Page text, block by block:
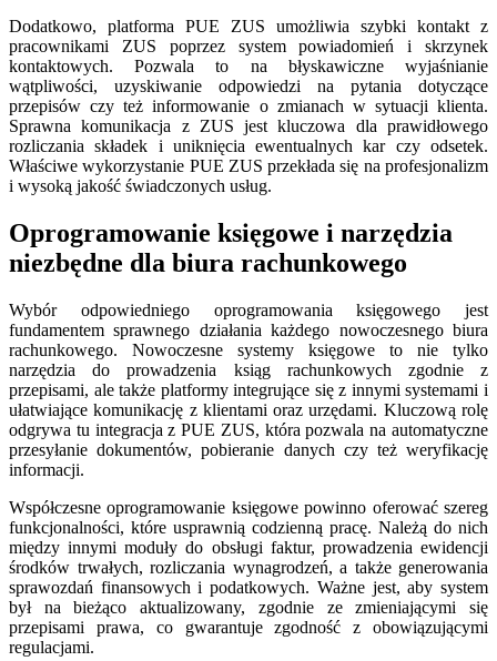
Dodatkowo, platforma PUE ZUS umożliwia szybki kontakt z
pracownikami ZUS poprzez system powiadomień i skrzynek
kontaktowych. Pozwala to na błyskawiczne wyjaśnianie
wątpliwości, uzyskiwanie odpowiedzi na pytania dotyczące
przepisów czy też informowanie o zmianach w sytuacji klienta.
Sprawna komunikacja z ZUS jest kluczowa dla prawidłowego
rozliczania składek i uniknięcia ewentualnych kar czy odsetek.
Właściwe wykorzystanie PUE ZUS przekłada się na profesjonalizm
i wysoką jakość świadczonych usług.
Oprogramowanie księgowe i narzędzia
niezbędne dla biura rachunkowego
Wybór odpowiedniego oprogramowania księgowego jest
fundamentem sprawnego działania każdego nowoczesnego biura
rachunkowego. Nowoczesne systemy księgowe to nie tylko
narzędzia do prowadzenia ksiąg rachunkowych zgodnie z
przepisami, ale także platformy integrujące się z innymi systemami i
ułatwiające komunikację z klientami oraz urzędami. Kluczową rolę
odgrywa tu integracja z PUE ZUS, która pozwala na automatyczne
przesyłanie dokumentów, pobieranie danych czy też weryfikację
informacji.
Współczesne oprogramowanie księgowe powinno oferować szereg
funkcjonalności, które usprawnią codzienną pracę. Należą do nich
między innymi moduły do obsługi faktur, prowadzenia ewidencji
środków trwałych, rozliczania wynagrodzeń, a także generowania
sprawozdań finansowych i podatkowych. Ważne jest, aby system
był na bieżąco aktualizowany, zgodnie ze zmieniającymi się
przepisami prawa, co gwarantuje zgodność z obowiązującymi
regulacjami.